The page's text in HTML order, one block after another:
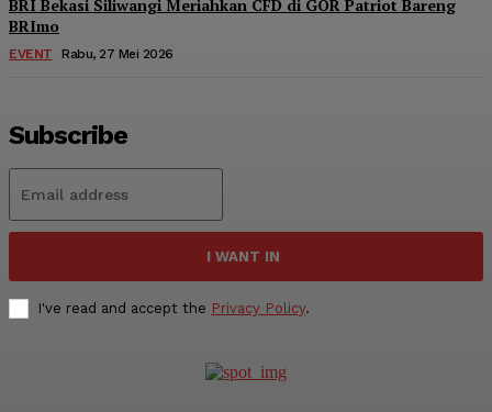
BRI Bekasi Siliwangi Meriahkan CFD di GOR Patriot Bareng
BRImo
EVENT Rabu, 27 Mei 2026
Subscribe
I WANT IN
I've read and accept the Privacy Policy.